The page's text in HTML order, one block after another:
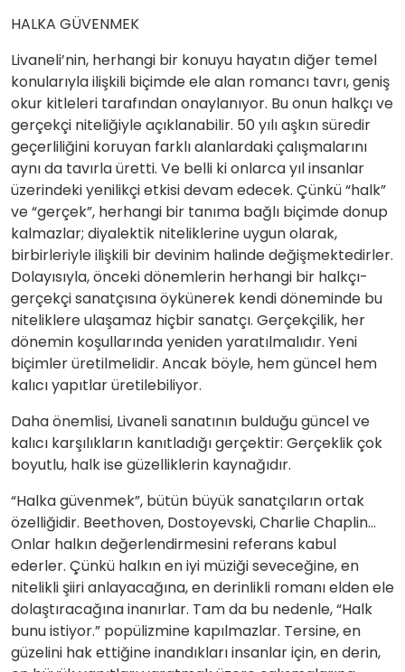
HALKA GÜVENMEK
Livaneli’nin, herhangi bir konuyu hayatın diğer temel
konularıyla ilişkili biçimde ele alan romancı tavrı, geniş
okur kitleleri tarafından onaylanıyor. Bu onun halkçı ve
gerçekçi niteliğiyle açıklanabilir. 50 yılı aşkın süredir
geçerliliğini koruyan farklı alanlardaki çalışmalarını
aynı da tavırla üretti. Ve belli ki onlarca yıl insanlar
üzerindeki yenilikçi etkisi devam edecek. Çünkü “halk”
ve “gerçek”, herhangi bir tanıma bağlı biçimde donup
kalmazlar; diyalektik niteliklerine uygun olarak,
birbirleriyle ilişkili bir devinim halinde değişmektedirler.
Dolayısıyla, önceki dönemlerin herhangi bir halkçı-
gerçekçi sanatçısına öykünerek kendi döneminde bu
niteliklere ulaşamaz hiçbir sanatçı. Gerçekçilik, her
dönemin koşullarında yeniden yaratılmalıdır. Yeni
biçimler üretilmelidir. Ancak böyle, hem güncel hem
kalıcı yapıtlar üretilebiliyor.
Daha önemlisi, Livaneli sanatının bulduğu güncel ve
kalıcı karşılıkların kanıtladığı gerçektir: Gerçeklik çok
boyutlu, halk ise güzelliklerin kaynağıdır.
“Halka güvenmek”, bütün büyük sanatçıların ortak
özelliğidir. Beethoven, Dostoyevski, Charlie Chaplin…
Onlar halkın değerlendirmesini referans kabul
ederler. Çünkü halkın en iyi müziği seveceğine, en
nitelikli şiiri anlayacağına, en derinlikli romanı elden ele
dolaştıracağına inanırlar. Tam da bu nedenle, “Halk
bunu istiyor.” popülizmine kapılmazlar. Tersine, en
güzelini hak ettiğine inandıkları insanlar için, en derin,